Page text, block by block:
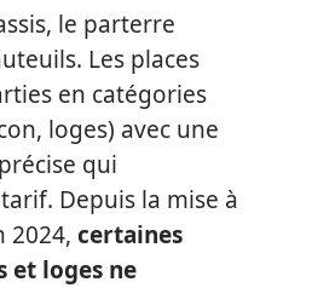
le parterre
Les places
en catégories
loges) avec une
qui
Depuis la mise à
2024, certaines
et loges ne